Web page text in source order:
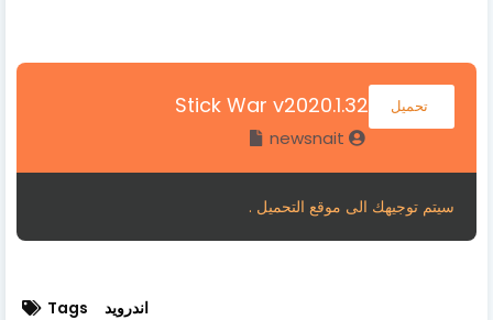
Stick War v2020.1.32 تحميل
سيتم توجيهك الى موقع التحميل .
Tags اندرويد